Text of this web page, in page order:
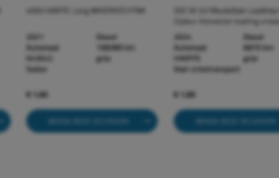
400d 4MATIC Lang ##VERKOCHT##
2021
Diesel
Automaat
108389 km
K430LG
grijs
Sedan
€ 1,00
50C18 3.0 Meubelbak
Zijdeur Konvector koeling
2024
Diesel
Automaat
6870 km
V90FFD
grijs
Koel-vriestransport
€ 1,00